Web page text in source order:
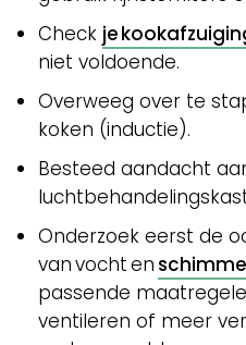
Check je
niet voldoende.
Overweeg over te
koken (inductie).
Besteed aandacht
Onderzoek eerst de
van vocht en
passende
ventileren of meer